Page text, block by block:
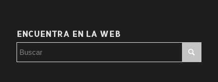
ENCUENTRA EN LA WEB